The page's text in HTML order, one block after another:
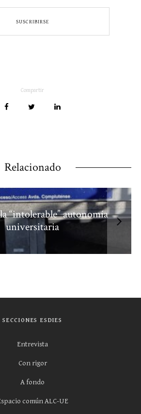
Compartir
Relacionado
“intolerable” autonomía
universitaria
SECCIONES ESDIES
Entrevista
Con rigor
A fondo
común ALC-UE